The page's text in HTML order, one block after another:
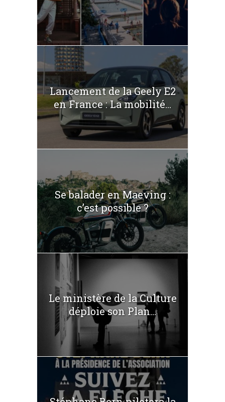
Lancement de la Geely E2
en France : La mobilité...
Se balader en Maeving :
c’est possible ?
Le ministère de la Culture
déploie son Plan...